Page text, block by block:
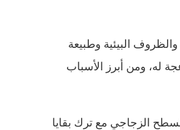
البيئية وطبيعة
له، ومن أبرز الأسباب
الزجاجي مع ترك بقايا